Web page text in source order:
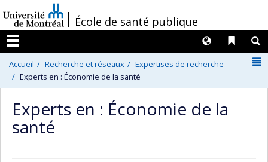
au
contenu
/École de santé publique
Menu
Liens
Langues
Accueil Recherche et réseaux
Expertises de recherche
Experts en : Économie de la santé
Experts en : Économie de la
santé